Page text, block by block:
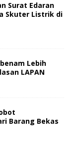
Surat Edaran
Skuter Listrik di
Lebih
LAPAN
Barang Bekas